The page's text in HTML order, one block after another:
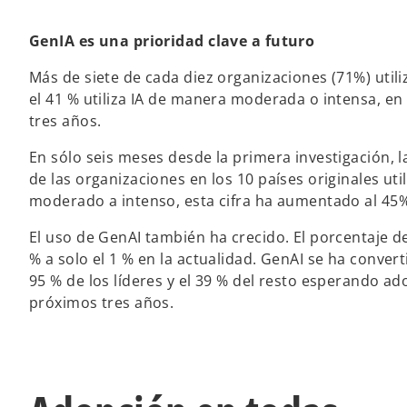
GenIA es una prioridad clave a futuro
Más de siete de cada diez organizaciones (71%)
el 41 % utiliza IA de manera moderada o intensa,
tres años.
En sólo seis meses desde la primera investigación,
de las organizaciones en los 10 países originales
moderado a intenso, esta cifra ha aumentado al
El uso de GenAI también ha crecido. El porcentaje
% a solo el 1 % en la actualidad. GenAI se ha
95 % de los líderes y el 39 % del resto esperando
próximos tres años.